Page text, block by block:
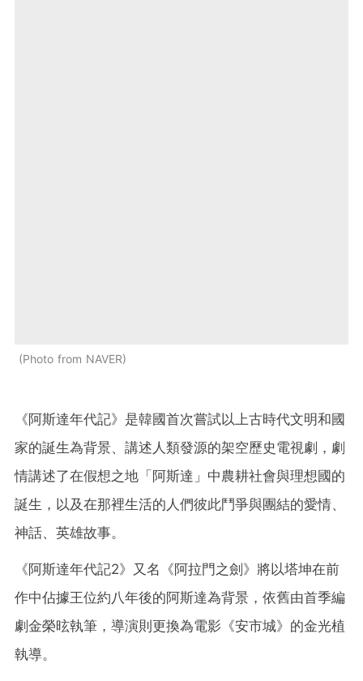
Photo from NAVER
《阿斯達年代記》是韓國首次嘗試以上古時代文明和國
家的誕生為背景、講述人類發源的架空歷史電視劇，劇
情講述了在假想之地「阿斯達」中農耕社會與理想國的
誕生，以及在那裡生活的人們彼此鬥爭與團結的愛情、
神話、英雄故事。
《阿斯達年代記2》又名《阿拉門之劍》將以塔坤在前
作中佔據王位約八年後的阿斯達為背景，依舊由首季編
劇金榮昡執筆，導演則更換為電影《安市城》的金光植
執導。